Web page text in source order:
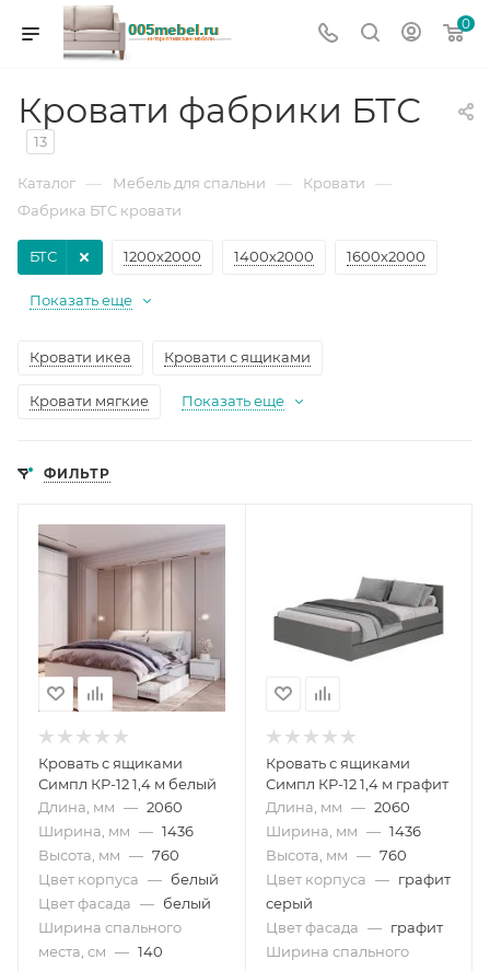
0
Кровати фабрики БТС
13
Каталог — Мебель для спальни — Кровати —
Фабрика БТС кровати
1200х2000 1400х2000 1600х2000
БТС
Показать еще
Кровати икеа Кровати с ящиками
Кровати мягкие Показать еще
ФИЛЬТР
Кровать с ящиками
Симпл КР-12 1,4 м белый
Длина, мм — 2060
Ширина, мм — 1436
Высота, мм — 760
Цвет корпуса — белый
Цвет фасада — белый
Ширина спального
места, см — 140
Кровать с ящиками
Симпл КР-12 1,4 м графит
Длина, мм — 2060
Ширина, мм — 1436
Высота, мм — 760
Цвет корпуса — графит
серый
Цвет фасада — графит
Ширина спального